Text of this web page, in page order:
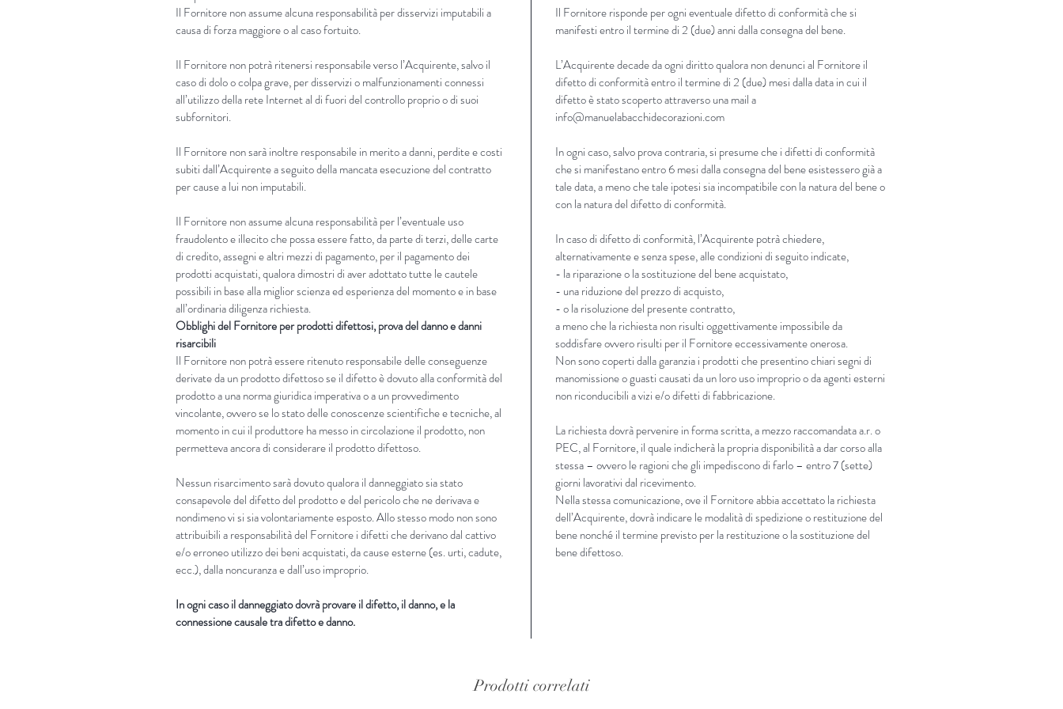
oliveti, campi di girasoli e papaveri tipici di
questa terra.
conferendo i profumi che li caratterizzano
agli ambienti in cui viviamo.
Disponibile in: 100ml, 200ml, 500ml,
1000ml
Il Fornitore non assume alcuna responsabilità per disservizi imputabili a
causa di forza maggiore o al caso fortuito.
Il Fornitore non potrà ritenersi responsabile verso l’Acquirente, salvo il
caso di dolo o colpa grave, per disservizi o malfunzionamenti connessi
all’utilizzo della rete Internet al di fuori del controllo proprio o di suoi
subfornitori.
Il Fornitore non sarà inoltre responsabile in merito a danni, perdite e costi
subiti dall’Acquirente a seguito della mancata esecuzione del contratto
per cause a lui non imputabili.
Il Fornitore non assume alcuna responsabilità per l’eventuale uso
fraudolento e illecito che possa essere fatto, da parte di terzi, delle carte
di credito, assegni e altri mezzi di pagamento, per il pagamento dei
prodotti acquistati, qualora dimostri di aver adottato tutte le cautele
possibili in base alla miglior scienza ed esperienza del momento e in base
all’ordinaria diligenza richiesta.
Obblighi del Fornitore per prodotti difettosi, prova del danno e danni
risarcibili
Il Fornitore non potrà essere ritenuto responsabile delle conseguenze
derivate da un prodotto difettoso se il difetto è dovuto alla conformità del
prodotto a una norma giuridica imperativa o a un provvedimento
vincolante, ovvero se lo stato delle conoscenze scientifiche e tecniche, al
momento in cui il produttore ha messo in circolazione il prodotto, non
permetteva ancora di considerare il prodotto difettoso.
Nessun risarcimento sarà dovuto qualora il danneggiato sia stato
consapevole del difetto del prodotto e del pericolo che ne derivava e
nondimeno vi si sia volontariamente esposto. Allo stesso modo non sono
attribuibili a responsabilità del Fornitore i difetti che derivano dal cattivo
e/o erroneo utilizzo dei beni acquistati, da cause esterne (es. urti, cadute,
ecc.), dalla noncuranza e dall’uso improprio.
In ogni caso il danneggiato dovrà provare il difetto, il danno, e la
connessione causale tra difetto e danno.
Il Fornitore risponde per ogni eventuale difetto di conformità che si
manifesti entro il termine di 2 (due) anni dalla consegna del bene.
L’Acquirente decade da ogni diritto qualora non denunci al Fornitore il
difetto di conformità entro il termine di 2 (due) mesi dalla data in cui il
difetto è stato scoperto attraverso una mail a
info@manuelabacchidecorazioni.com
In ogni caso, salvo prova contraria, si presume che i difetti di conformità
che si manifestano entro 6 mesi dalla consegna del bene esistessero già a
tale data, a meno che tale ipotesi sia incompatibile con la natura del bene o
con la natura del difetto di conformità.
In caso di difetto di conformità, l’Acquirente potrà chiedere,
alternativamente e senza spese, alle condizioni di seguito indicate,
- la riparazione o la sostituzione del bene acquistato,
- una riduzione del prezzo di acquisto,
- o la risoluzione del presente contratto,
a meno che la richiesta non risulti oggettivamente impossibile da
soddisfare ovvero risulti per il Fornitore eccessivamente onerosa.
Non sono coperti dalla garanzia i prodotti che presentino chiari segni di
manomissione o guasti causati da un loro uso improprio o da agenti esterni
non riconducibili a vizi e/o difetti di fabbricazione.
La richiesta dovrà pervenire in forma scritta, a mezzo raccomandata a.r. o
PEC, al Fornitore, il quale indicherà la propria disponibilità a dar corso alla
stessa – ovvero le ragioni che gli impediscono di farlo – entro 7 (sette)
giorni lavorativi dal ricevimento.
Nella stessa comunicazione, ove il Fornitore abbia accettato la richiesta
dell’Acquirente, dovrà indicare le modalità di spedizione o restituzione del
bene nonché il termine previsto per la restituzione o la sostituzione del
bene difettoso.
Prodotti correlati